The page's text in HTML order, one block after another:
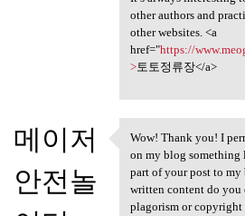
other authors and
other websites. <a
href="https://
>토토정류장</a>
메이저
안전놀
Wow! Thank you!
Wow! Thank you! I
on my blog something
part of your post to
written content do you
plagorism or